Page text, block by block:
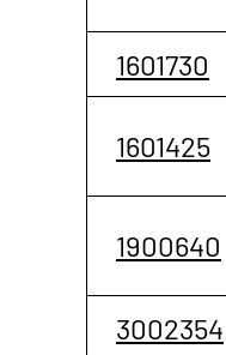
1601730
1601425
1900640
3002354